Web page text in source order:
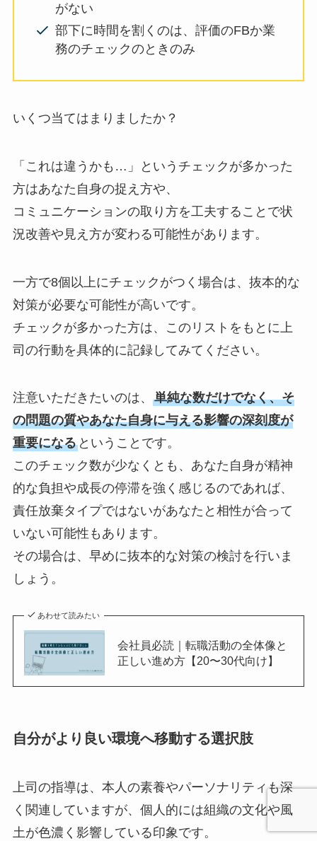
がない
部下に時間を割くのは、評価のFBか業
務のチェックのときのみ
いくつ当てはまりましたか？
「これは違うかも…」というチェックが多かった
方はあなた自身の捉え方や、
コミュニケーションの取り方を工夫することで状
況改善や見え方が変わる可能性があります。
一方で8個以上にチェックがつく場合は、抜本的な
対策が必要な可能性が高いです。
チェックが多かった方は、このリストをもとに上
司の行動を具体的に記録してみてください。
注意いただきたいのは、 単純な数だけでなく、そ
の問題の質やあなた自身に与える影響の深刻度が
重要になるということです。
このチェック数が少なくとも、あなた自身が精神
的な負担や成長の停滞を強く感じるのであれば、
責任放棄タイプではないがあなたと相性が合って
いない可能性もあります。
その場合は、早めに抜本的な対策の検討を行いま
しょう。
あわせて読みたい
会社員必読｜転職活動の全体像と
正しい進め方【20〜30代向け】
自分がより良い環境へ移動する選択肢
上司の指導は、本人の素養やパーソナリティも深
く関連していますが、個人的には組織の文化や風
土が色濃く影響している印象です。